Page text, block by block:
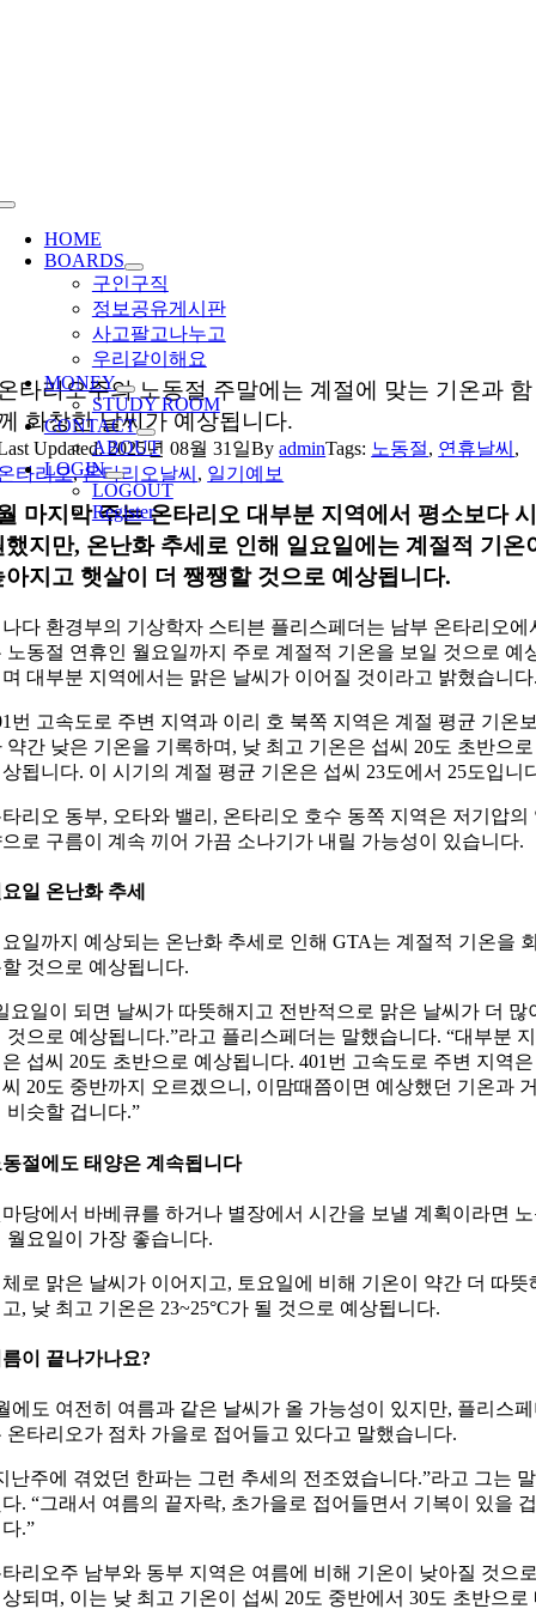
Toggle
Navigation
HOME
BOARDS
구인구직
정보공유게시판
사고팔고나누고
우리같이해요
MONEY
STUDY ROOM
CONTACT
ABOUT
LOGIN
LOGOUT
Register
타리오주의 노동절 주말에는 계절에 맞는 기온과 함
화창한 날씨가 예상됩니다.
Updated: 2025년 08월 31일ByadminTags: 노동절, 연휴날씨 ,
타리오,온타리오날씨 , 일기예보
마지막 주는 온타리오 대부분 지역에서 평소보다 시
했지만, 온난화 추세로 인해 일요일에는 계절적 기온
아지고 햇살이 더 쨍쨍할 것으로 예상됩니다.
다 환경부의 기상학자 스티븐 플리스페더는 남부 온타리오에
노동절 연휴인 월요일까지 주로 계절적 기온을 보일 것으로 예
대부분 지역에서는 맑은 날씨가 이어질 것이라고 밝혔습니다
번 고속도로 주변 지역과 이리 호 북쪽 지역은 계절 평균 기온
약간 낮은 기온을 기록하며, 낮 최고 기온은 섭씨 20도 초반으로
됩니다. 이 시기의 계절 평균 기온은 섭씨 23도에서 25도입니
리오 동부, 오타와 밸리, 온타리오 호수 동쪽 지역은 저기압의
로 구름이 계속 끼어 가끔 소나기가 내릴 가능성이 있습니다.
일 온난화 추세
일까지 예상되는 온난화 추세로 인해 GTA는 계절적 기온을
것으로 예상됩니다.
요일이 되면 날씨가 따뜻해지고 전반적으로 맑은 날씨가 더 많
것으로 예상됩니다.”라고 플리스페더는 말했습니다. “대부분 지
섭씨 20도 초반으로 예상됩니다. 401번 고속도로 주변 지역은
20도 중반까지 오르겠으니, 이맘때쯤이면 예상했던 기온과
비슷할 겁니다.”
절에도 태양은 계속됩니다
당에서 바베큐를 하거나 별장에서 시간을 보낼 계획이라면
월요일이 가장 좋습니다.
로 맑은 날씨가 이어지고, 토요일에 비해 기온이 약간 더 따뜻
, 낮 최고 기온은 23~25°C가 될 것으로 예상됩니다.
이 끝나가나요?
에도 여전히 여름과 같은 날씨가 올 가능성이 있지만, 플리스
온타리오가 점차 가을로 접어들고 있다고 말했습니다.
난주에 겪었던 한파는 그런 추세의 전조였습니다.”라고 그는 말
. “그래서 여름의 끝자락, 초가을로 접어들면서 기복이 있을 겁
.”
리오주 남부와 동부 지역은 여름에 비해 기온이 낮아질 것으
되며, 이는 낮 최고 기온이 섭씨 20도 중반에서 30도 초반으로